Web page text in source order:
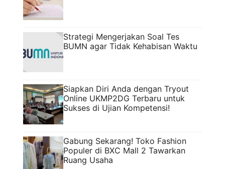
Strategi Mengerjakan Soal Tes
BUMN agar Tidak Kehabisan Waktu
Siapkan Diri Anda dengan Tryout
Online UKMP2DG Terbaru untuk
Sukses di Ujian Kompetensi!
Gabung Sekarang! Toko Fashion
Populer di BXC Mall 2 Tawarkan
Ruang Usaha